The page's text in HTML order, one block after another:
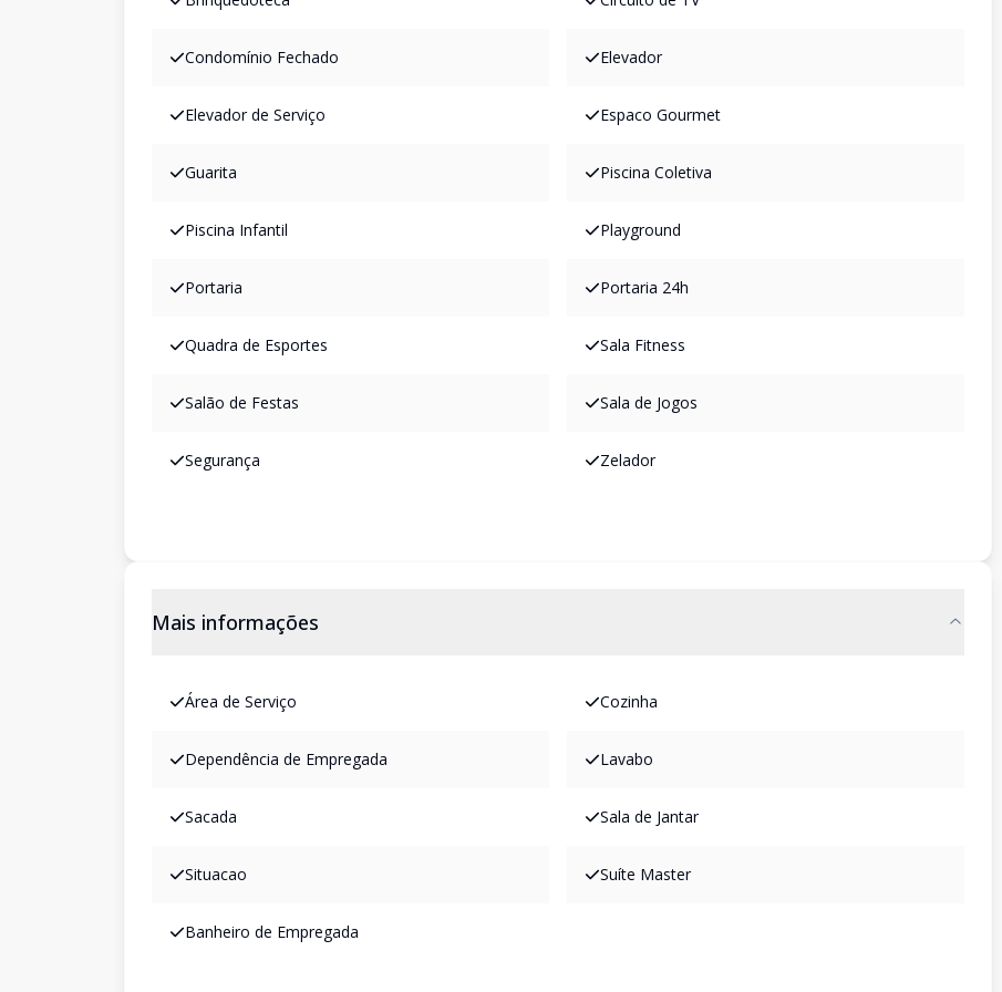
Condomínio Fechado Elevador
Elevador de Serviço Espaco Gourmet
Guarita Piscina Coletiva
Piscina Infantil Playground
Portaria Portaria 24h
Quadra de Esportes Sala Fitness
Salão de Festas Sala de Jogos
Segurança Zelador
Mais informações
Área de Serviço Cozinha
Dependência de Empregada Lavabo
Sacada Sala de Jantar
Situacao Suíte Master
Banheiro de Empregada